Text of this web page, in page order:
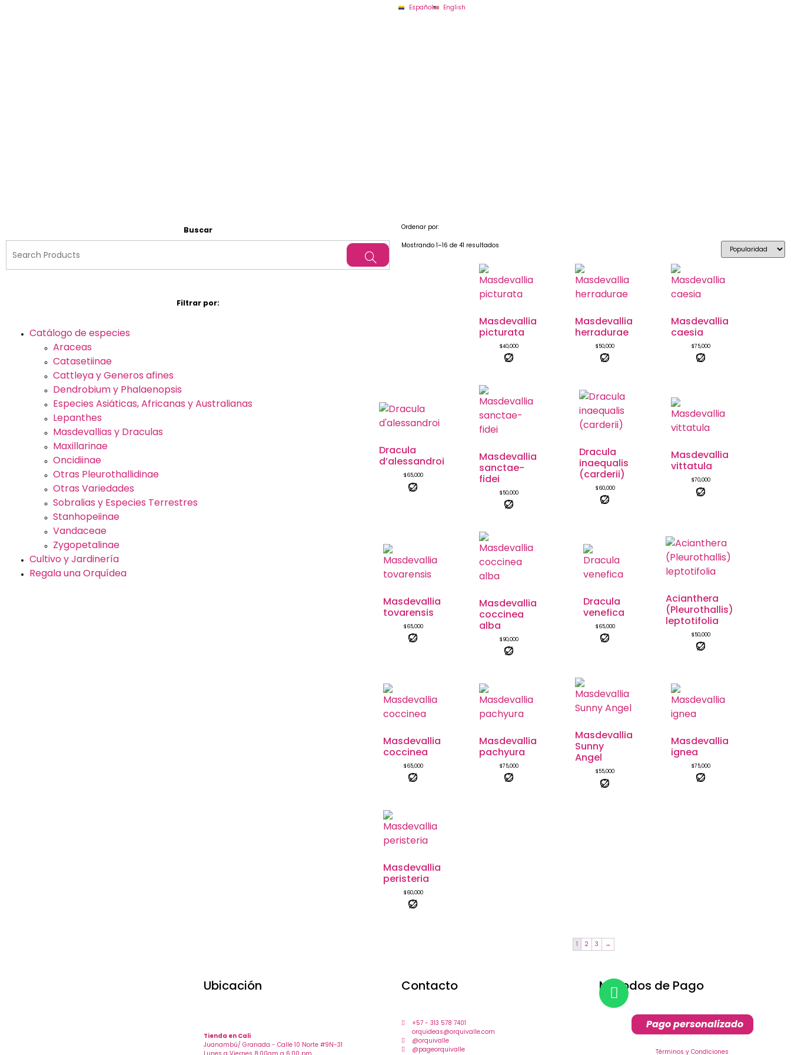
Español English
Buscar
Filtrar por:
Catálogo de especies
Araceas
Catasetiinae
Cattleya y Generos afines
Dendrobium y Phalaenopsis
Especies Asiáticas, Africanas y Australianas
Lepanthes
Masdevallias y Draculas
Maxillarinae
Oncidiinae
Otras Pleurothallidinae
Otras Variedades
Sobralias y Especies Terrestres
Stanhopeiinae
Vandaceae
Zygopetalinae
Cultivo y Jardinería
Regala una Orquídea
Ordenar por:
Mostrando 1–16 de 41 resultados
Masdevallia
picturata
$40,000
Masdevallia
herradurae
$50,000
Masdevallia
caesia
$75,000
Dracula
d’alessandroi
$65,000
Masdevallia
sanctae-
fidei
$50,000
Dracula
inaequalis
(carderii)
$60,000
Masdevallia
vittatula
$70,000
Masdevallia
tovarensis
$65,000
Masdevallia
coccinea
alba
$90,000
Dracula
venefica
$65,000
Acianthera
(Pleurothallis)
leptotifolia
$50,000
Masdevallia
coccinea
$65,000
Masdevallia
pachyura
$75,000
Masdevallia
Sunny
Angel
$55,000
Masdevallia
ignea
$75,000
Masdevallia
peristeria
$60,000
1 2 3 →
Ubicación
Tienda en Cali
Juanambú/ Granada - Calle 10 Norte #9N-31
Contacto
+57 - 313 578 7401
orquideas@orquivalle.com
@orquivalle
@pageorquivalle
Metodos de Pago
Pago personalizado
Términos y Condiciones​